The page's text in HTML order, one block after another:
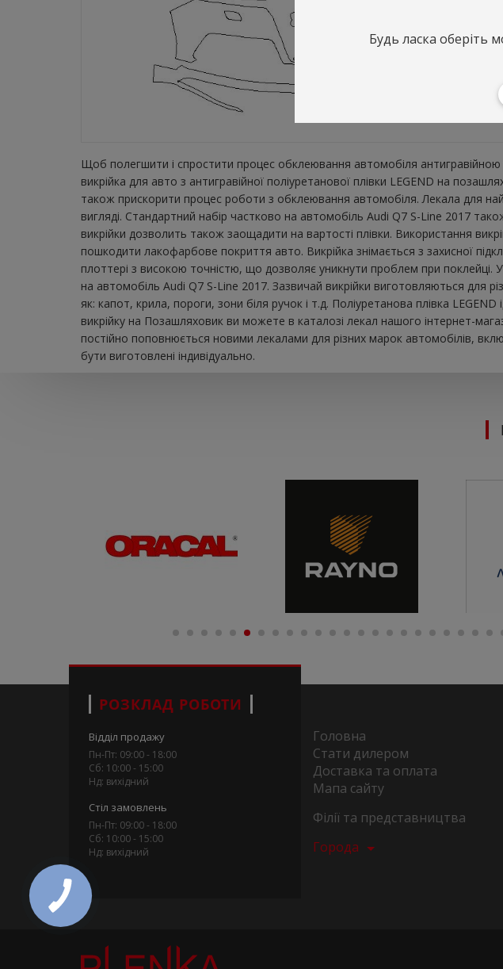
Щоб полегшити і спростити процес обклеювання автомобіля
викрійка для авто з антигравійної поліуретанової плівки LEGEND на
також прискорити процес роботи з обклеювання автомобіля. Лекала для
вигляді. Стандартний набір частково на автомобіль Audi Q7 S-Line 2017
викрійки дозволить також заощадити на вартості плівки. Використання
пошкодити лакофарбове покриття авто. Викрійка знімається з захисної
плоттері з високою точністю, що дозволяє уникнути проблем при
на автомобіль Audi Q7 S-Line 2017. Зазвичай викрійки виготовляються для
як: капот, крила, пороги, зони біля ручок і т.д. Поліуретанова плівка
викрійку на Позашляховик ви можете в каталозі лекал нашого інтернет-
постійно поповнюється новими лекалами для різних марок автомобілів,
бути виготовлені індивідуально.
РОЗКЛАД РОБОТИ
Відділ продажу
Пн-Пт: 09:00 - 18:00
Сб: 10:00 - 15:00
Нд: вихідний
Стіл замовлень
Пн-Пт: 09:00 - 18:00
Сб: 10:00 - 15:00
Нд: вихідний
Головна
Стати дилером
Доставка та оплата
Мапа сайту
Філії та представництва
Города
Будь ласка оберіть